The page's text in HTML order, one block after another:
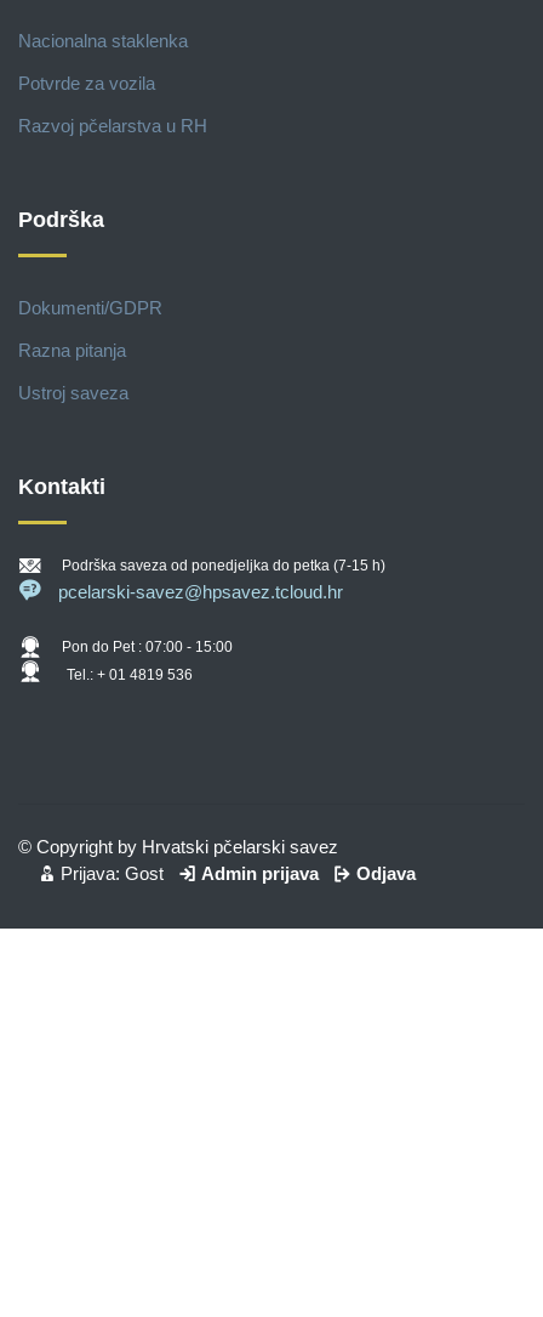
Nacionalna staklenka
Potvrde za vozila
Razvoj pčelarstva u RH
Podrška
Dokumenti/GDPR
Razna pitanja
Ustroj saveza
Kontakti
Podrška saveza od ponedjeljka do petka (7-15 h)
pcelarski-savez@hpsavez.tcloud.hr
Pon do Pet : 07:00 - 15:00
Tel.: + 01 4819 536
© Copyright by Hrvatski pčelarski savez
Prijava: Gost
Admin prijava Odjava